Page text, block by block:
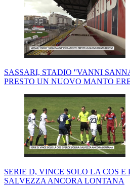
SASSARI, STADIO ''VANNI
PRESTO UN NUOVO MANTO
SERIE D, VINCE SOLO LA COS E
SALVEZZA ANCORA LONTANA